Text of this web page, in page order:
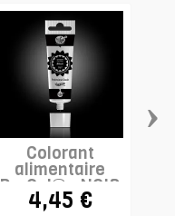
Colorant
alimentaire
ProGel® - NOIR
4,45 €
›